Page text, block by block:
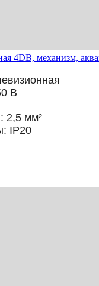
4DB, механизм,
В
2,5 мм²
IP20